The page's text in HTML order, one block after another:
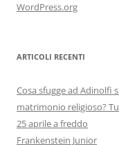
WordPress.org
ARTICOLI RECENTI
Cosa sfugge ad Adinolfi
matrimonio religioso?
25 aprile a freddo
Frankenstein Junior